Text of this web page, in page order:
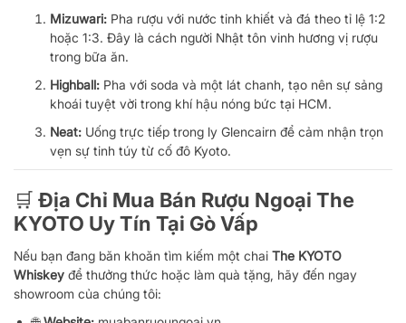
Mizuwari: Pha rượu với nước tinh khiết và đá theo tỉ lệ 1:2
hoặc 1:3. Đây là cách người Nhật tôn vinh hương vị rượu
trong bữa ăn.
Highball: Pha với soda và một lát chanh, tạo nên sự sảng
khoái tuyệt vời trong khí hậu nóng bức tại HCM.
Neat: Uống trực tiếp trong ly Glencairn để cảm nhận trọn
vẹn sự tinh túy từ cố đô Kyoto.
🛒 Địa Chỉ Mua Bán Rượu Ngoại The
KYOTO Uy Tín Tại Gò Vấp
Nếu bạn đang băn khoăn tìm kiếm một chai The KYOTO
Whiskey để thưởng thức hoặc làm quà tặng, hãy đến ngay
showroom của chúng tôi: